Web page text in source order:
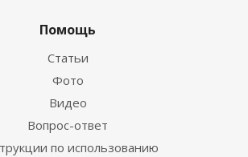
Помощь
Статьи
Фото
Видео
Вопрос-ответ
по использованию